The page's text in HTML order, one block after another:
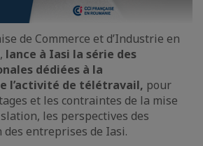
de Commerce et d’Industrie en
lance à Iasi la série des
dédiées à la
l’activité de télétravail, pour
et les contraintes de la mise
les perspectives des
entreprises de Iasi.